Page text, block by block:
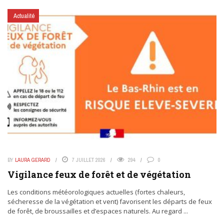
Actualité
BY LAURA GERARD 7 JUILLET 2026 294 0
Vigilance feux de forêt et de végétation
Les conditions météorologiques actuelles (fortes chaleurs,
sécheresse de la végétation et vent) favorisent les départs de feux
de forêt, de broussailles et d’espaces naturels. Au regard ...